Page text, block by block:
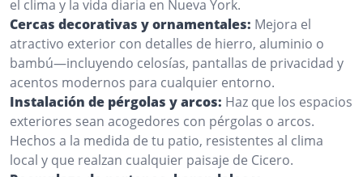
el clima y la vida diaria en Nueva York.
Cercas decorativas y ornamentales: Mejora el
atractivo exterior con detalles de hierro, aluminio o
bambú—incluyendo celosías, pantallas de privacidad y
acentos modernos para cualquier entorno.
Instalación de pérgolas y arcos: Haz que los espacios
exteriores sean acogedores con pérgolas o arcos.
Hechos a la medida de tu patio, resistentes al clima
local y que realzan cualquier paisaje de Cicero.